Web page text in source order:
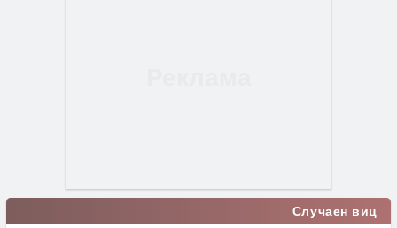
Случаен виц